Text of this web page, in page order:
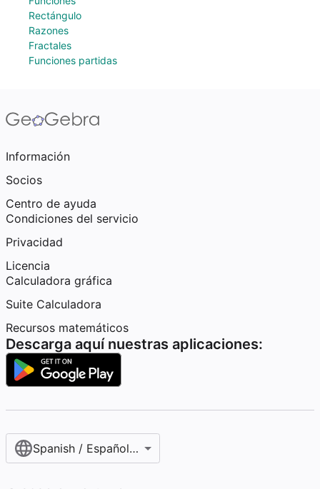
Rectángulo
Razones
Fractales
Funciones partidas
Información
Socios
Centro de ayuda
Condiciones del servicio
Privacidad
Licencia
Calculadora gráfica
Suite Calculadora
Recursos matemáticos
Descarga aquí nuestras aplicaciones:
Spanish / Español (internacional)